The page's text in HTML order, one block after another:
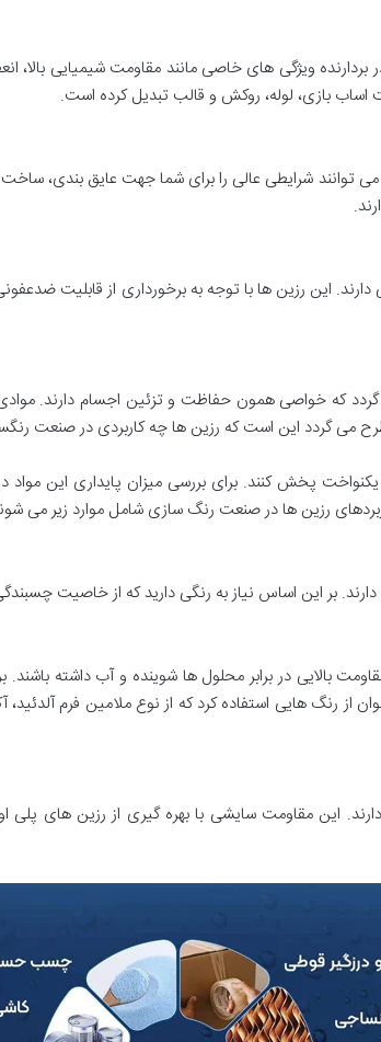
ویژگی های خاصی مانند مقاومت شیمیایی بالا،
اساب بازی، لوله، روکش و قالب تبدیل کرده است.
توانند شرایطی عالی را برای شما جهت عایق بندی، ساخت
این رزین ها با توجه به برخورداری از قابلیت
که خواصی همون حفاظت و تزئین اجسام دارند. موادی
می گردد این است که رزین ها چه کاربردی در صنعت
پخش کنند. برای بررسی میزان پایداری این
رزین ها در صنعت رنگ سازی شامل موارد زیر می
بر این اساس نیاز به رنگی دارید که از خاصیت
در برابر محلول ها شوینده و آب داشته باشند.
از رنگ هایی استفاده کرد که از نوع ملامین فرم
این مقاومت سایشی با بهره گیری از رزین های